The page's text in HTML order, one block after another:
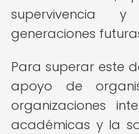
supervivencia
generaciones
Para superar este
apoyo de
organizaciones
académicas y la